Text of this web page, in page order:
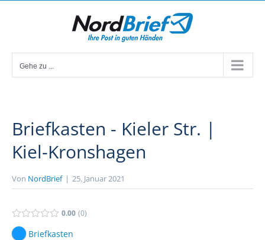
Gehe zu ...
Briefkasten - Kieler Str. |
Kiel-Kronshagen
Von NordBrief | 25. Januar 2021
0.00 0
Briefkasten